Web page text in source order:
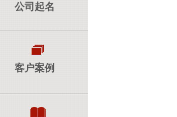
公司起名
客户案例